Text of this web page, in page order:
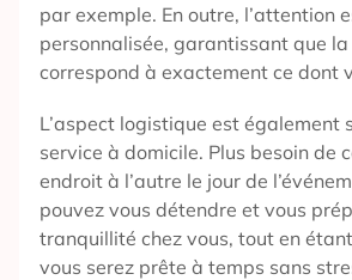
par exemple. En outre, l’attention
personnalisée, garantissant que la
correspond à exactement ce dont
L’aspect logistique est également
service à domicile. Plus besoin de
endroit à l’autre le jour de
pouvez vous détendre et vous
tranquillité chez vous, tout en
vous serez prête à temps sans